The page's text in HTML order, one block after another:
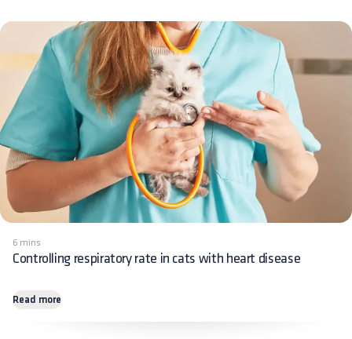
6 mins
Controlling respiratory rate in cats with heart disease
Read more